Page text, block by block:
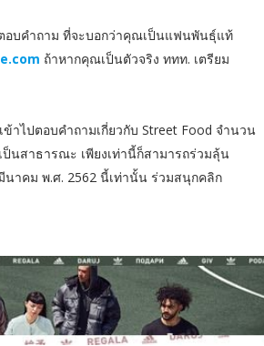
อบคำถาม ที่จะบอกว่าคุณเป็นแฟนพันธุ์แท้
ถ้าหากคุณเป็นตัวจริง ททท. เตรียม
ข้าไปตอบคำถามเกี่ยวกับ Street Food จำนวน
นสาธารณะ เพียงเท่านี้ก็สามารถร่วมลุ้น
าคม พ.ศ. 2562 นี้เท่านั้น ร่วมสนุกคลิก